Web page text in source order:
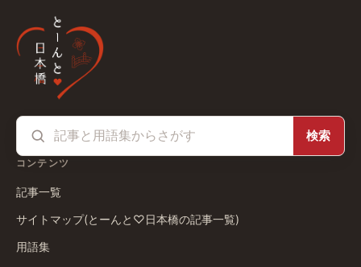
検索
コンテンツ
記事一覧
サイトマップ(とーんと♡日本橋の記事一覧)
用語集